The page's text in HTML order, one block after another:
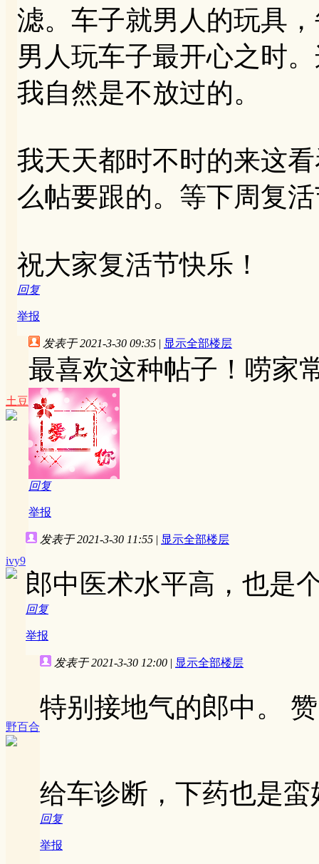
滤。车子就男人的玩具
男人玩车子最开心之时
我自然是不放过的。
我天天都时不时的来这
么帖要跟的。等下周复
祝大家复活节快乐！
回复
举报
土豆
发表于 2021-3-30 09:35 | 显示全部楼层
最喜欢这种帖子！唠家
回复
举报
ivy9
发表于 2021-3-30 11:55 | 显示全部楼层
郎中医术水平高，也是
回复
举报
野百合
发表于 2021-3-30 12:00 | 显示全部楼层
特别接地气的郎中。
给车诊断，下药也是
回复
举报